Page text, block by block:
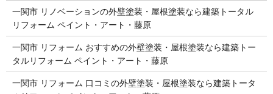
一関市 リノベーションの外壁塗装・屋根塗装なら建築トータル
リフォーム ペイント・アート・藤原
一関市 リフォーム おすすめの外壁塗装・屋根塗装なら建築トー
タルリフォーム ペイント・アート・藤原
一関市 リフォーム 口コミの外壁塗装・屋根塗装なら建築トータ